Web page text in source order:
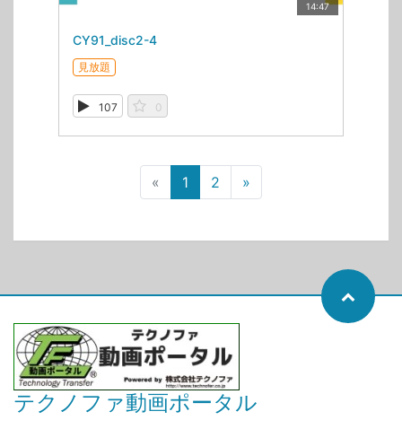
14:47
CY91_disc2-4
見放題
107 0
« 1 2 »
テクノファ動画ポータル